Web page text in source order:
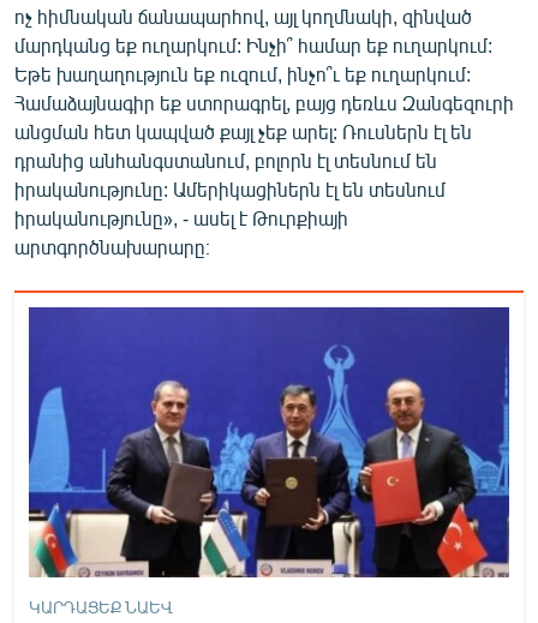
ոչ հիմնական ճանապարհով, այլ կողմնակի, զինված
մարդկանց եք ուղարկում: Ինչի՞ համար եք ուղարկում:
Եթե խաղաղություն եք ուզում, ինչո՞ւ եք ուղարկում:
Համաձայնագիր եք ստորագրել, բայց դեռևս Զանգեզուրի
անցման հետ կապված քայլ չեք արել: Ռուսներն էլ են
դրանից անհանգստանում, բոլորն էլ տեսնում են
իրականությունը: Ամերիկացիներն էլ են տեսնում
իրականությունը», - ասել է Թուրքիայի
արտգործնախարարը։
ԿԱՐԴԱՑԵՔ ՆԱԵՎ